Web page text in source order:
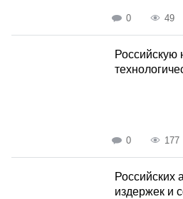
0 49
Российскую
0 177
Российских
издержек и